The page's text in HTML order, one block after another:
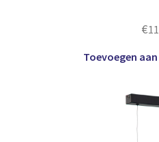
€
Toevoegen